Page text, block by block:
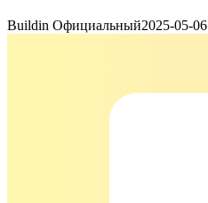
Buildin Официальный2025-05-06